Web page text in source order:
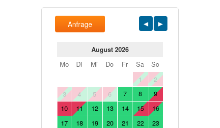
Anfrage
August 2026
Mo
Di Mi Do Fr Sa
So
1
2
3
4 5 6 7 8
9
10
11 12 13 14 15
16
17
18 19 20 21 22
23